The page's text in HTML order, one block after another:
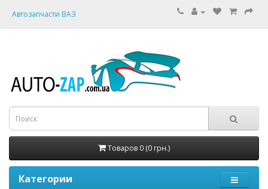
Автозапчасти ВАЗ
Товаров 0 (0 грн.)
Категории